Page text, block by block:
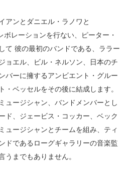
アンとダニエル・ラノワと
ボレーションを行ない、ピーター・
て 彼の最初のバンドである、ララー
ョエル、ビル・ネルソン、日本のチ
バーに擁するアンビエント・グルー
・ベッセルをその後に結成します。
ュージシャン、バンドメンバーとし
ド、ジェービス・コッカー、ベック
ュージシャンとチームを組み、ティ
ドであるローグギャラリーの音楽監
うまでもありません。